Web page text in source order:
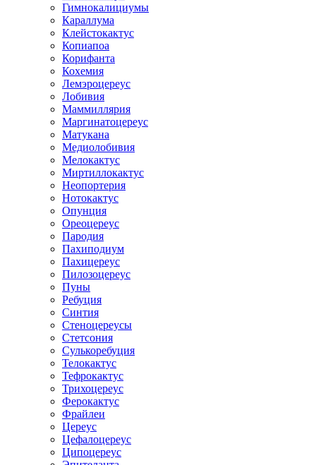
Гимнокалициумы
Караллума
Клейстокактус
Копиапоа
Корифанта
Кохемия
Лемэроцереус
Лобивия
Маммиллярия
Маргинатоцереус
Матукана
Медиолобивия
Мелокактус
Миртиллокактус
Неопортерия
Нотокактус
Опунция
Ореоцереус
Пародия
Пахиподиум
Пахицереус
Пилозоцереус
Пуны
Ребуция
Синтия
Стеноцереусы
Стетсония
Сулькоребуция
Телокактус
Тефрокактус
Трихоцереус
Ферокактус
Фрайлеи
Цереус
Цефалоцереус
Ципоцереус